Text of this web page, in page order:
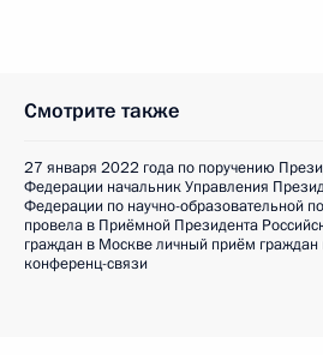
Смотрите также
27 января 2022 года по поручению
Федерации начальник Управления
Федерации по научно-образовательной
провела в Приёмной Президента
граждан в Москве личный приём
конференц-связи